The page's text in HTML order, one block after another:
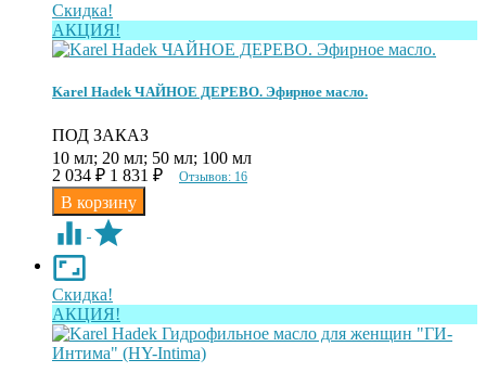
Скидка!
АКЦИЯ!
Karel Hadek ЧАЙНОЕ ДЕРЕВО. Эфирное масло.
ПОД ЗАКАЗ
10 мл; 20 мл; 50 мл; 100 мл
2 034 ₽ 1 831 ₽ Отзывов: 16
Скидка!
АКЦИЯ!